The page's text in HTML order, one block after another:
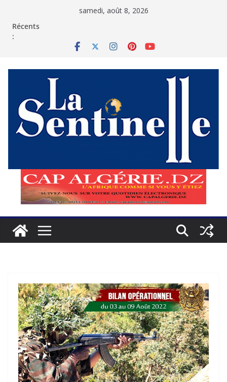
samedi, août 8, 2026
Récents
: